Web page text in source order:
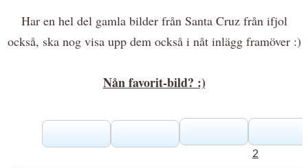
Har en hel del gamla bilder från Santa Cruz från ifjol
också, ska nog visa upp dem också i nåt inlägg framöver :)
Nån favorit-bild? :)
2